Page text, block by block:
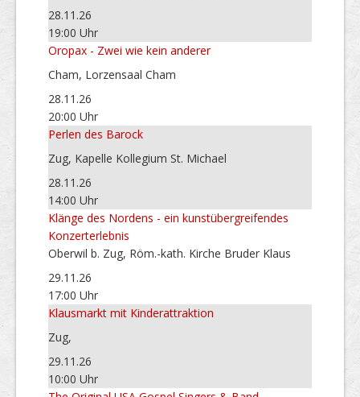
28.11.26
19:00 Uhr
Oropax - Zwei wie kein anderer
Cham, Lorzensaal Cham
28.11.26
20:00 Uhr
Perlen des Barock
Zug, Kapelle Kollegium St. Michael
28.11.26
14:00 Uhr
Klänge des Nordens - ein kunstübergreifendes
Konzerterlebnis
Oberwil b. Zug, Röm.-kath. Kirche Bruder Klaus
29.11.26
17:00 Uhr
Klausmarkt mit Kinderattraktion
Zug,
29.11.26
10:00 Uhr